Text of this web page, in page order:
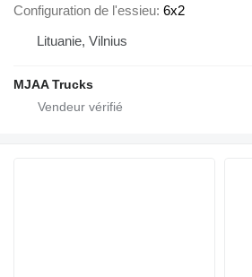
Configuration de l'essieu 6x2
Lituanie, Vilnius
MJAA Trucks